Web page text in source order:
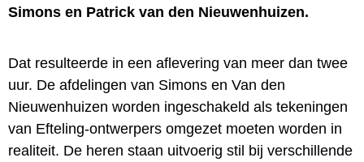
Simons en Patrick van den Nieuwenhuizen.
Dat resulteerde in een aflevering van meer dan twee
uur. De afdelingen van Simons en Van den
Nieuwenhuizen worden ingeschakeld als tekeningen
van Efteling-ontwerpers omgezet moeten worden in
realiteit. De heren staan uitvoerig stil bij verschillende